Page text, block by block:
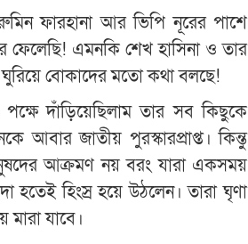
ফারহানা আর ভিপি নূরের পাশে
এমনকি শেখ হাসিনা ও তার
বোকাদের মতো কথা বলছে!
দাঁড়িয়েছিলাম তার সব কিছুকে
আবার জাতীয় পুরস্কারপ্রাপ্ত। কিন্তু
আক্রমণ নয় বরং যারা একসময়
হিংস্র হয়ে উঠলেন। তারা ঘৃণা
যাবে।